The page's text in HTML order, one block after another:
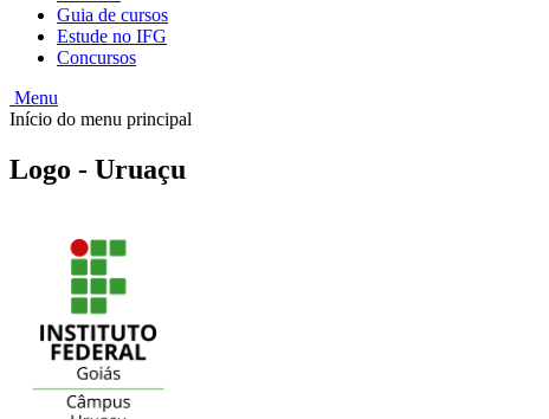
Guia de cursos
Estude no IFG
Concursos
Menu
Início do menu principal
Logo - Uruaçu